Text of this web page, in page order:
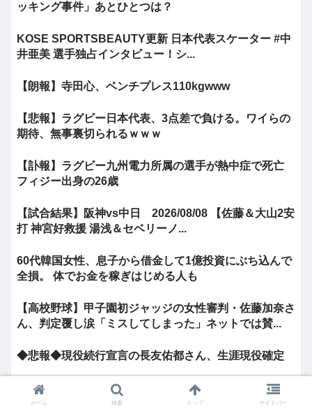
ッキング事件」あとひとつは？
KOSE SPORTSBEAUTY更新 日本代表スケーター #中
井亜美 選手独占インタビュー！シ...
【朗報】寺田心、ベンチプレス110kgwww
【悲報】ラグビー日本代表、3点差で負ける。ワイらの
期待、無事裏切られるｗｗｗ
【訃報】ラグビー九州電力所属の選手が熱中症で死亡
フィジー出身の26歳
【試合結果】阪神vs中日 2026/08/08 【佐藤＆大山2安
打 神宮好救援 湯浅＆セベリーノ...
60代韓国女性、息子から借金して1億投資にぶち込んで
全損。 体でお金を稼ぎはじめる人も
【高校野球】甲子園初ジャッジの女性審判・佐藤加奈さ
ん、判定覆し涙「ミスしてしまった」ネットでは賛...
◆悲報◆現役続行宣言の長友佑都さん、生涯現役確定
阪神、守備崩壊で中日に2連敗・・・・・・
ホーム 検索 トップ サイドバー